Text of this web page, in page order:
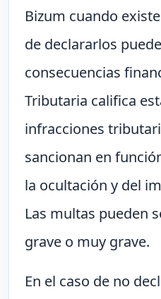
Bizum cuando
de declararlos
consecuencias
Tributaria califica
infracciones
sancionan en
la ocultación y del
Las multas pueden
grave o muy grave.
En el caso de no